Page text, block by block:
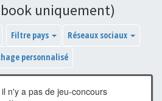
uniquement)
Filtre pays
Réseaux sociaux
personnalisé
n'y a pas de jeu-concours